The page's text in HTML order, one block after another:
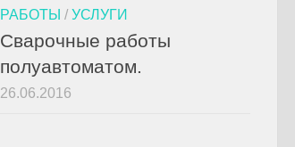
РАБОТЫ / УСЛУГИ
Сварочные работы
полуавтоматом.
26.06.2016